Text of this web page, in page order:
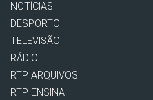
NOTÍCIAS
DESPORTO
TELEVISÃO
RÁDIO
RTP ARQUIVOS
RTP ENSINA